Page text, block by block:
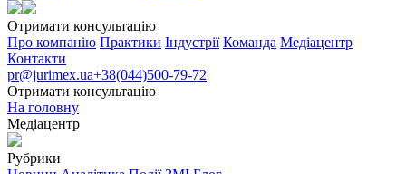
Отримати консультацію
Про компанію Практики Індустрії Команда Медіацентр
Контакти
pr@jurimex.ua+38(044)500-79-72
Отримати консультацію
На головну
Медіацентр
Рубрики